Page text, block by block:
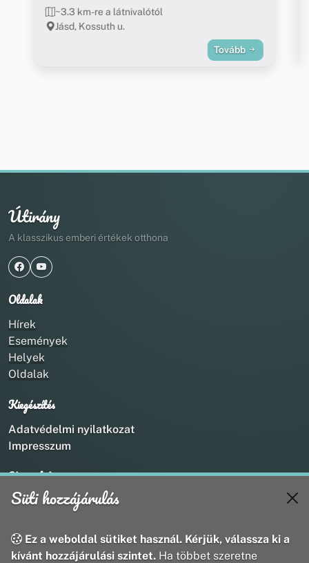
~3.3 km-re a látnivalótól
Jásd, Kossuth u.
Tovább
Útirány
A klasszikus emberi értékek otthona
Oldalak
Hírek
Események
Helyek
Oldalak
Kiegészítés
Adatvédelmi nyilatkozat
Impresszum
Kapcsolat
+36 20 211 1888
webmaster@utirany.hu
8419 Csesznek, Vasút u.18.
Süti hozzájárulás
Ez a weboldal sütiket használ. Kérjük, válassza ki a
kívánt hozzájárulási szintet. Ha többet szeretne